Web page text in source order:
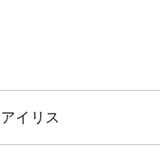
イリス